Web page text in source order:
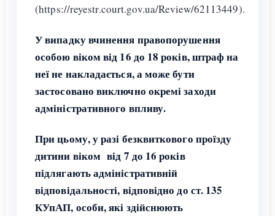
(https://reyestr.court.gov.ua/Review/62113449).
У випадку вчинення правопорушення
особою віком від 16 до 18 років, штраф на
неї не накладається, а може бути
застосовано виключно окремі заходи
адміністративного впливу.
При цьому, у разі безквиткового проїзду
дитини віком від 7 до 16 років
підлягають адміністративній
відповідальності, відповідно до ст. 135
КУпАП, особи, які здійснюють